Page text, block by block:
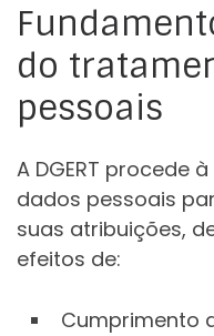
do
pessoais
A DGERT procede
dados pessoais
suas atribuições,
efeitos de:
Cumprimento